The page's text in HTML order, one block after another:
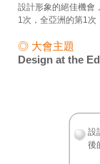
設計形象的絕佳機會
1次，全亞洲的第1次
◎ 大會主題
Design at the
設
後